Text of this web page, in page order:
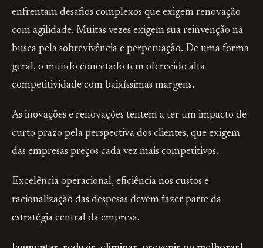
enfrentam desafios complexos que exigem renovação
com agilidade. Muitas vezes exigem sua reinvenção na
busca pela sobrevivência e perpetuação. De uma forma
geral, o mundo conectado tem oferecido alta
competitividade com baixíssimas margens.
As inovações e renovações tentem a ter um impacto de
curto prazo pela perspectiva dos clientes, que exigem
das empresas preços cada vez mais competitivos.
Excelência operacional, eficiência nos custos e
racionalização das despesas devem fazer parte da
estratégia central da empresa.